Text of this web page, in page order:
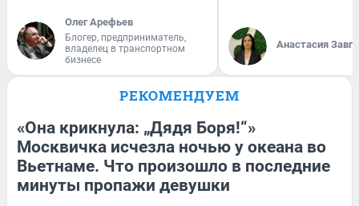
Олег Арефьев
Блогер, предприниматель,
владелец в транспортном
бизнесе
Анастасия
РЕКОМЕНДУЕМ
«Она крикнула: „Дядя Боря!“»
Москвичка исчезла ночью у океана во
Вьетнаме. Что произошло в последние
минуты пропажи девушки